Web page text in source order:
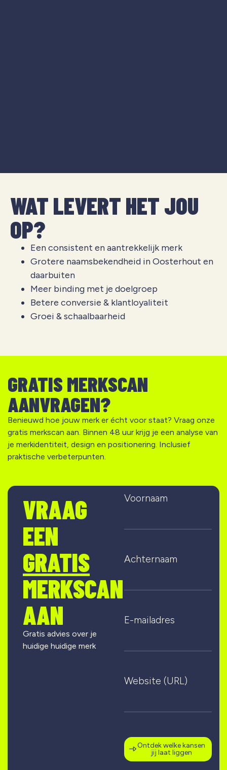
WAT LEVERT HET JOU
OP?
Een consistent en aantrekkelijk merk
Grotere naamsbekendheid in Oosterhout en
daarbuiten
Meer binding met je doelgroep
Betere conversie & klantloyaliteit
Groei & schaalbaarheid
GRATIS MERKSCAN
AANVRAGEN?
Benieuwd hoe jouw merk er écht voor staat? Vraag onze
gratis merkscan aan. Binnen 48 uur krijg je een analyse van
je merkidentiteit, design en positionering. Inclusief
praktische verbeterpunten.
VRAAG
EEN
GRATIS
MERKSCAN
AAN
Gratis advies over je
huidige huidige merk
Voornaam
Achternaam
E-mailadres
Website (URL)
Ontdek welke kansen
jij laat liggen